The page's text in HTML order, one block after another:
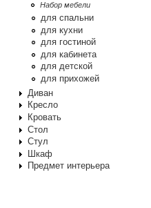
Набор мебели
для спальни
для кухни
для гостиной
для кабинета
для детской
для прихожей
Диван
Кресло
Кровать
Стол
Стул
Шкаф
Предмет интерьера